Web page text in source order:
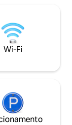
telhado com vista
Todos os lucros
Kipepeo. Seu
diretamente as
Wi-Fi